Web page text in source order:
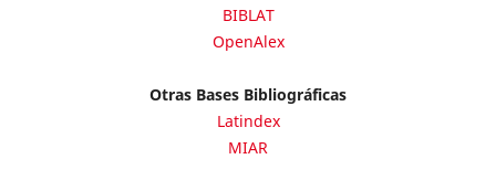
BIBLAT
OpenAlex
Otras Bases Bibliográficas
Latindex
MIAR